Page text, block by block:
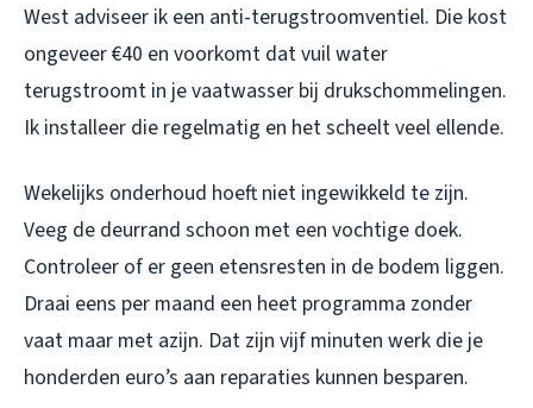
West adviseer ik een anti-terugstroomventiel. Die kost
ongeveer €40 en voorkomt dat vuil water
terugstroomt in je vaatwasser bij drukschommelingen.
Ik installeer die regelmatig en het scheelt veel ellende.
Wekelijks onderhoud hoeft niet ingewikkeld te zijn.
Veeg de deurrand schoon met een vochtige doek.
Controleer of er geen etensresten in de bodem liggen.
Draai eens per maand een heet programma zonder
vaat maar met azijn. Dat zijn vijf minuten werk die je
honderden euro’s aan reparaties kunnen besparen.